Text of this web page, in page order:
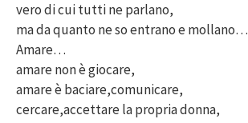
vero di cui tutti ne parlano,
ma da quanto ne so entrano e mollano…
Amare…
amare non è giocare,
amare è baciare,comunicare,
cercare,accettare la propria donna,